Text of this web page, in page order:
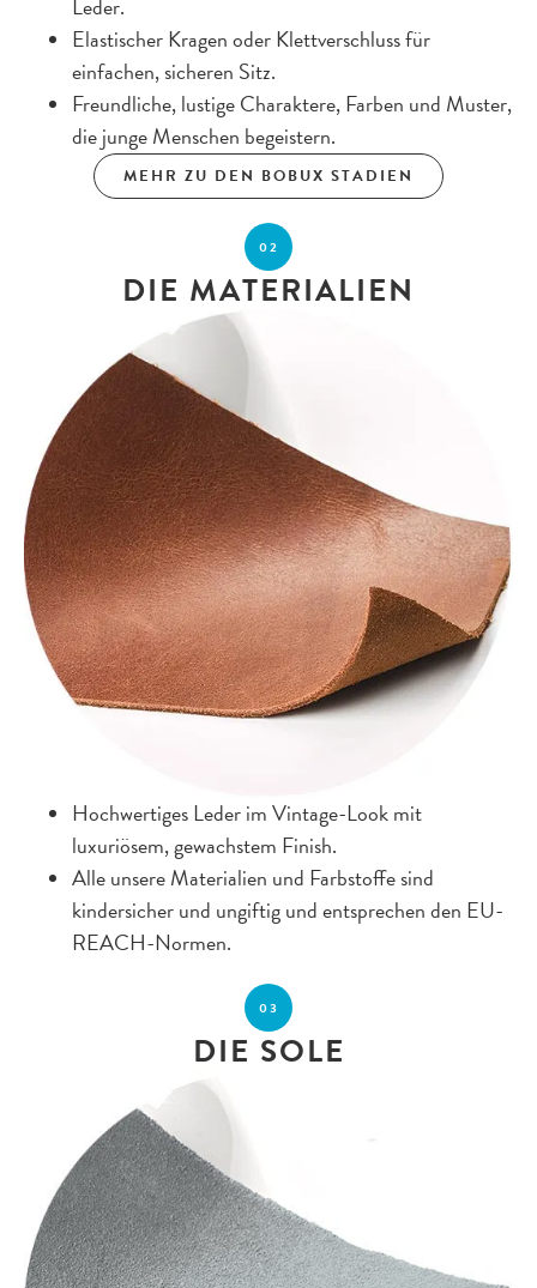
Leder.
Elastischer Kragen oder Klettverschluss für
einfachen, sicheren Sitz.
Freundliche, lustige Charaktere, Farben und Muster,
die junge Menschen begeistern.
MEHR ZU DEN BOBUX STADIEN
02
DIE MATERIALIEN
Hochwertiges Leder im Vintage-Look mit
luxuriösem, gewachstem Finish.
Alle unsere Materialien und Farbstoffe sind
kindersicher und ungiftig und entsprechen den EU-
REACH-Normen.
03
DIE SOLE